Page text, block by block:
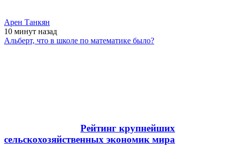
Арен Танкян
10 минут назад
Альберт, что в школе по математике было?
Рейтинг крупнейших
сельскохозяйственных экономик мира